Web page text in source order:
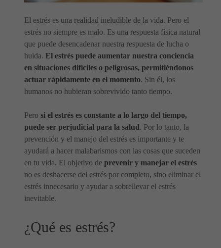
El estrés es una realidad ineludible de la vida. Pero el
estrés no siempre es malo. Es una respuesta física natural
que puede desencadenar nuestra respuesta de lucha o
huida. El estrés puede aumentar nuestra conciencia
en situaciones difíciles o peligrosas, permitiéndonos
actuar rápidamente en el momento. Sin él, los
humanos no hubieran sobrevivido tanto tiempo.
Pero si el estrés es constante a lo largo del tiempo,
puede ser perjudicial para la salud. Por lo tanto, la
prevención y el manejo del estrés es importante y te
ayudará a hacer malabarismos con las cosas que suceden
en tu vida. El objetivo de prevenir y manejar el estrés
no es deshacerse del estrés por completo, sino eliminar el
estrés innecesario y ayudar a sobrellevar el estrés
inevitable.
¿Qué es estrés?